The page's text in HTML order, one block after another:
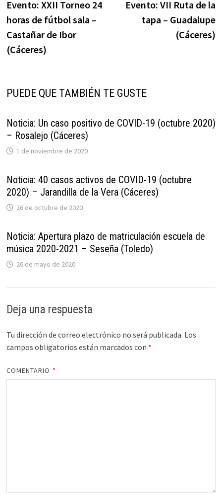
de
entradas
anterior:
Evento: XXII Torneo 24
horas de fútbol sala –
Castañar de Ibor
(Cáceres)
Evento: VII Ruta de la
tapa – Guadalupe
(Cáceres)
PUEDE QUE TAMBIÉN TE GUSTE
Noticia: Un caso positivo de COVID-19 (octubre 2020)
– Rosalejo (Cáceres)
1 de noviembre de 2020
Noticia: 40 casos activos de COVID-19 (octubre
2020) – Jarandilla de la Vera (Cáceres)
26 de octubre de 2020
Noticia: Apertura plazo de matriculación escuela de
música 2020-2021 – Seseña (Toledo)
26 de mayo de 2020
Deja una respuesta
Tu dirección de correo electrónico no será publicada. Los
campos obligatorios están marcados con *
COMENTARIO *